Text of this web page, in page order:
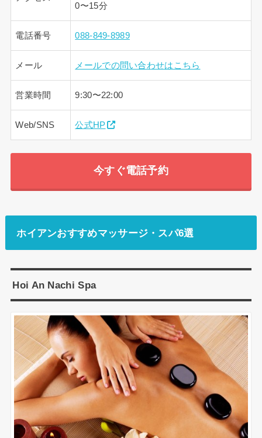
0〜15分
電話番号 088-849-8989
メール メールでの問い合わせはこちら
営業時間 9:30〜22:00
Web/SNS 公式HP
今すぐ電話予約
ホイアンおすすめマッサージ・スパ6選
Hoi An Nachi Spa